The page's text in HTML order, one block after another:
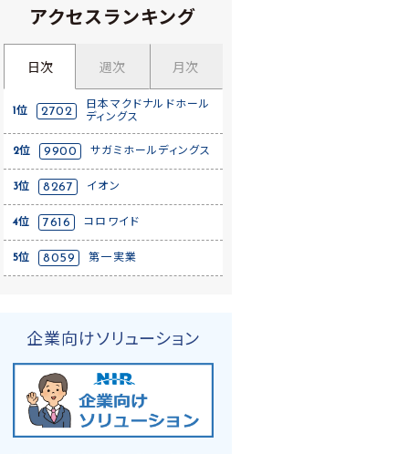
アクセスランキング
日次 週次 月次
1位 2702
日本マクドナルドホール
ディングス
2位 9900 サガミホールディングス
3位 8267 イオン
4位 7616 コロワイド
5位 8059 第一実業
企業向けソリューション